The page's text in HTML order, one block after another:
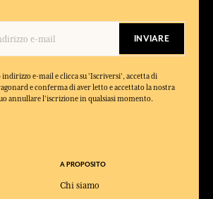
INVIARE
indirizzo e-mail e clicca su 'Iscriversi', accetta di
e conferma di aver letto e accettato la nostra
annullare l'iscrizione in qualsiasi momento.
A PROPOSITO
Chi siamo